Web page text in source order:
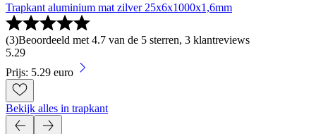
Trapkant aluminium mat zilver 25x6x1000x1,6mm
(3)Beoordeeld met 4.7 van de 5 sterren, 3 klantreviews
5.29
Prijs: 5.29 euro
Bekijk alles in trapkant